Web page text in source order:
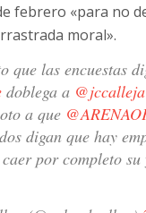
febrero «para no
moral».
que las encuestas
doblega a @jccalleja
a que
digan que hay
por completo